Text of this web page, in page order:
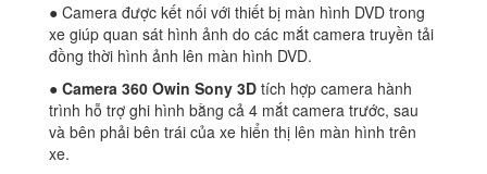
● Camera được kết nối với thiết bị màn hình DVD trong
xe giúp quan sát hình ảnh do các mắt camera truyền tải
đồng thời hình ảnh lên màn hình DVD.
● Camera 360 Owin Sony 3D tích hợp camera hành
trình hỗ trợ ghi hình bằng cả 4 mắt camera trước, sau
và bên phải bên trái của xe hiển thị lên màn hình trên
xe.